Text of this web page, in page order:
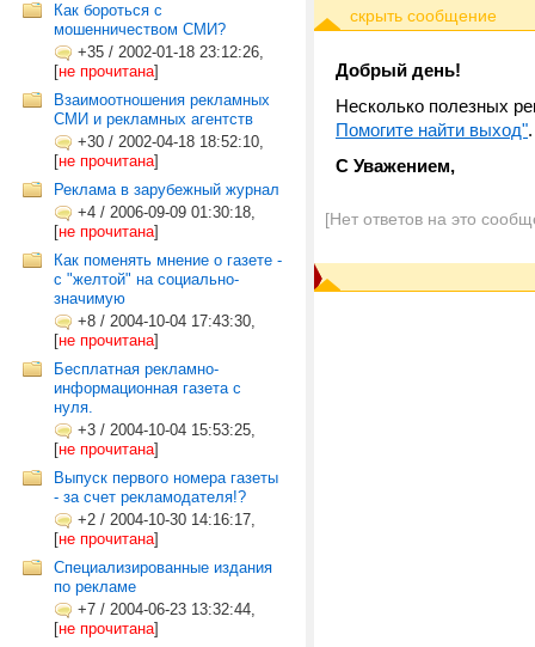
Как бороться с
мошенничеством СМИ?
+35 / 2002-01-18 23:12:26,
[не прочитана]
Взаимоотношения рекламных
СМИ и рекламных агентств
+30 / 2002-04-18 18:52:10,
[не прочитана]
Реклама в зарубежный журнал
+4 / 2006-09-09 01:30:18,
[не прочитана]
Как поменять мнение о газете -
с "желтой" на социально-
значимую
+8 / 2004-10-04 17:43:30,
[не прочитана]
Бесплатная рекламно-
информационная газета с
нуля.
+3 / 2004-10-04 15:53:25,
[не прочитана]
Выпуск первого номера газеты
- за счет рекламодателя!?
+2 / 2004-10-30 14:16:17,
[не прочитана]
Специализированные издания
по рекламе
+7 / 2004-06-23 13:32:44,
[не прочитана]
Добрый день!
Несколько полезных
Помогите найти выход".
С Уважением,
[Нет ответов на это